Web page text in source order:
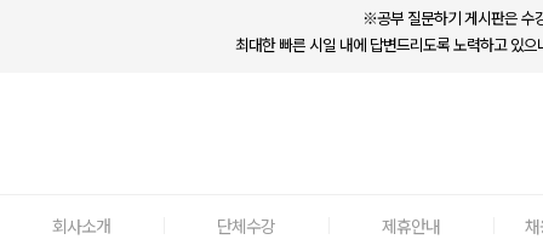
※공부 질문하기 게시판은 수
최대한 빠른 시일 내에 답변드리도록 노력하고 있
회사소개 단체수강 제휴안내